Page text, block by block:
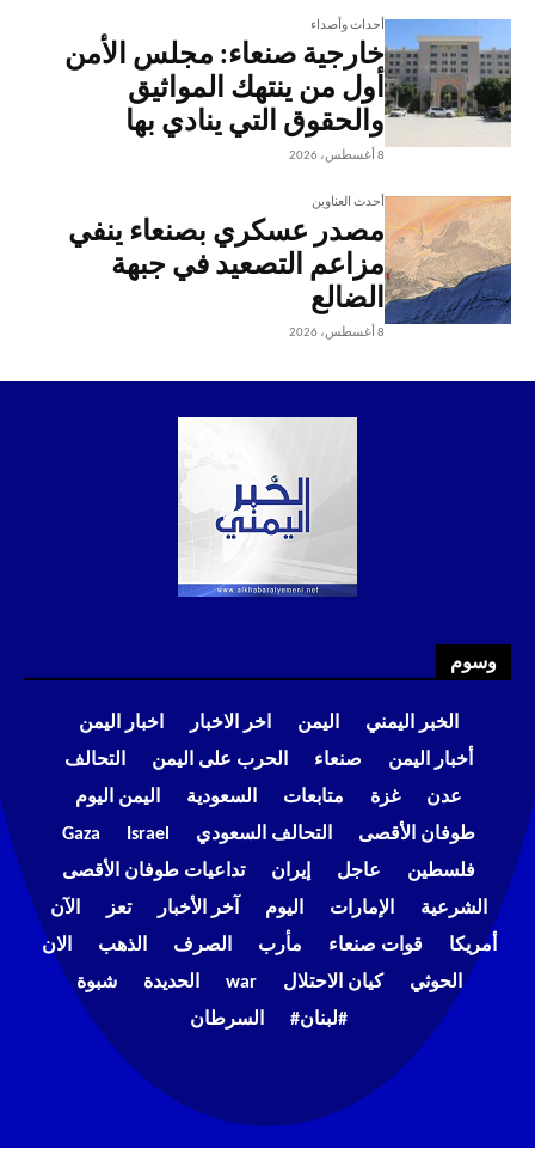
أحداث وأصداء
خارجية صنعاء: مجلس الأمن
أول من ينتهك المواثيق
والحقوق التي ينادي بها
8 أغسطس، 2026
أحدث العناوين
مصدر عسكري بصنعاء ينفي
مزاعم التصعيد في جبهة
الضالع
8 أغسطس، 2026
وسوم
الخبر اليمني اليمن اخر الاخبار
اخبار اليمن
أخبار اليمن
صنعاء الحرب على اليمن
التحالف
عدن
غزة متابعات السعودية
اليمن اليوم
طوفان الأقصى
التحالف السعودي Israel
Gaza
فلسطين
عاجل إيران
تداعيات طوفان الأقصى
الشرعية
الإمارات اليوم آخر الأخبار تعز
الآن
أمريكا
قوات صنعاء مأرب الصرف الذهب
الان
الحوثي
كيان الاحتلال war الحديدة
شبوة
#لبنان#
السرطان